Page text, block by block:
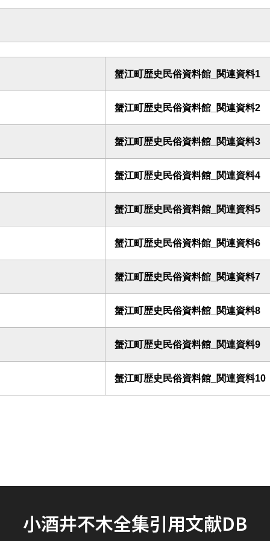
蟹江町歴史民俗資料館_関連資料1
蟹江町歴史民俗資料館_関連資料2
蟹江町歴史民俗資料館_関連資料3
蟹江町歴史民俗資料館_関連資料4
蟹江町歴史民俗資料館_関連資料5
蟹江町歴史民俗資料館_関連資料6
蟹江町歴史民俗資料館_関連資料7
蟹江町歴史民俗資料館_関連資料8
蟹江町歴史民俗資料館_関連資料9
蟹江町歴史民俗資料館_関連資料10
小酒井不木全集引用文献DB